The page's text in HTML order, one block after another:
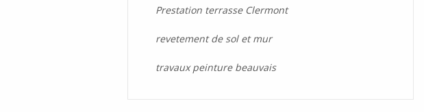
Prestation terrasse Clermont
revetement de sol et mur
travaux peinture beauvais